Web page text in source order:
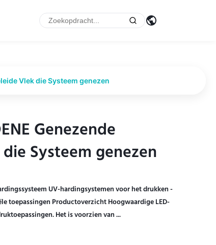
Vlek die Systeem genezen
Genezende
Systeem genezen
Genezende
Systeem genezen
UV-hardingsystemen voor het drukken -
toepassingen Productoverzicht Hoogwaardige LED-
Het is voorzien van ...